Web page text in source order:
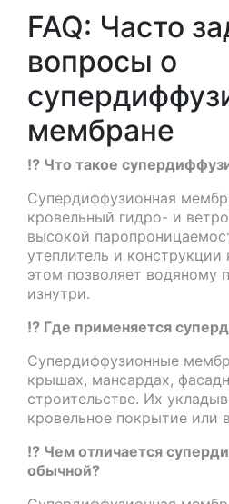
FAQ: Часто
вопросы о
мембране
⁉️ Что такое
Супердиффузионная
кровельный гидро- и
высокой
утеплитель и
этом позволяет водяному
изнутри.
⁉️ Где применяется
Супердиффузионные
крышах, мансардах,
строительстве. Их
кровельное покрытие или
⁉️ Чем отличается
обычной?